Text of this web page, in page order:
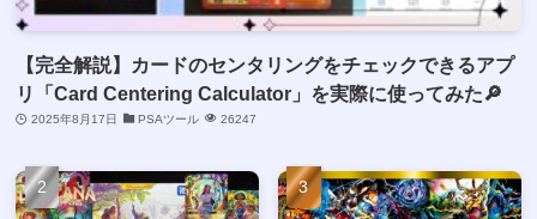
【完全解説】カードのセンタリングをチェックできるアプ
リ「Card Centering Calculator」を実際に使ってみた🔎
2025年8月17日 PSAツール 26247